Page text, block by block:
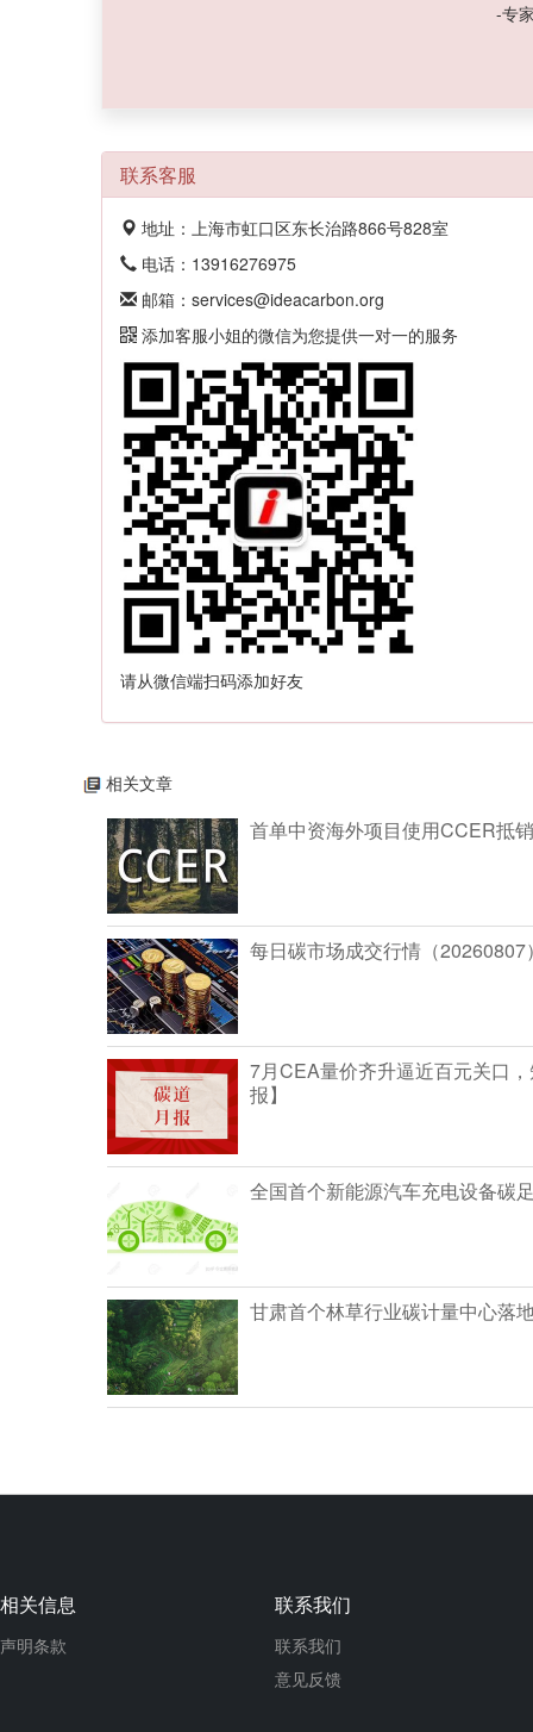
-专
联系客服
地址：上海市虹口区东长治路866号828室
电话：13916276975
邮箱：services@ideacarbon.org
添加客服小姐的微信为您提供一对一的服务
请从微信端扫码添加好友
相关文章
首单中资海外项目使用CCER抵
每日碳市场成交行情（20260807
7月CEA量价齐升逼近百元关口
报】
全国首个新能源汽车充电设备碳
甘肃首个林草行业碳计量中心落
相关信息
声明条款
联系我们
联系我们
意见反馈